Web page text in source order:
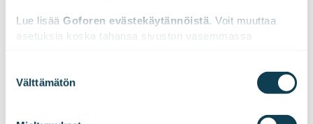
Lue lisää Goforen evästekäytännöistä . Voit muuttaa
asetuksia koska tahansa sivuston vasemmassa
valinta
Välttämätönja raportointia, hoitaa sijoittajasuhteita, kertoa